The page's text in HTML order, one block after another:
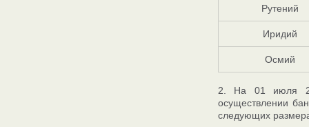
Рутений
Иридий
Осмий
2. На 01 июля
осуществлении
следующих